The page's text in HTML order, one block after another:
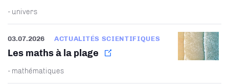
- univers
03.07.2026 ACTUALITÉS SCIENTIFIQUES
Les maths à la plage
- mathématiques